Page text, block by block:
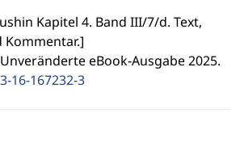
Kapitel 4. Band III/7/d. Text,
]
eBook-Ausgabe 2025.
16-167232-3